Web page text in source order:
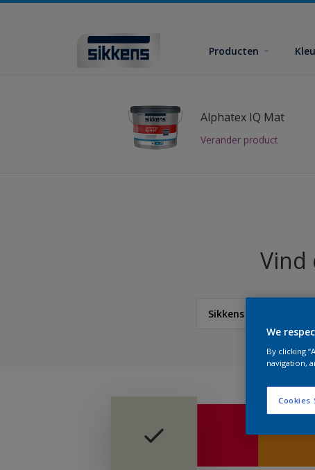
Producten
Alphatex IQ Mat
Verander product
Vind
Sikkens 5051
Sikkens Colour Futures
Sikkens Modern
We
By clicking
navigation,
Cookies